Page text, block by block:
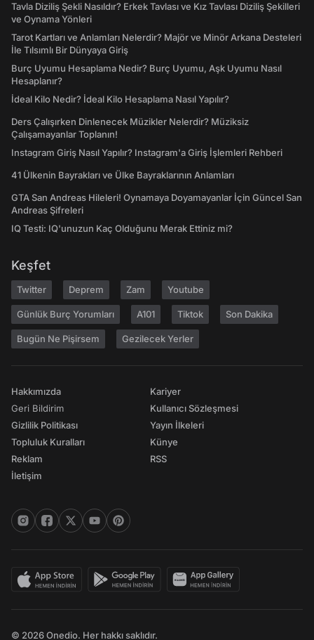
Tavla Diziliş Şekli Nasıldır? Erkek Tavlası ve Kız Tavlası Diziliş Şekilleri
ve Oynama Yönleri
Tarot Kartları ve Anlamları Nelerdir? Majör ve Minör Arkana Desteleri
İle Tılsımlı Bir Dünyaya Giriş
Burç Uyumu Hesaplama Nedir? Burç Uyumu, Aşk Uyumu Nasıl
Hesaplanır?
İdeal Kilo Nedir? İdeal Kilo Hesaplama Nasıl Yapılır?
Ders Çalışırken Dinlenecek Müzikler Nelerdir? Müziksiz
Çalışamayanlar Toplanın!
Instagram Giriş Nasıl Yapılır? Instagram'a Giriş İşlemleri Rehberi
41 Ülkenin Bayrakları ve Ülke Bayraklarının Anlamları
GTA San Andreas Hileleri! Oynamaya Doyamayanlar İçin Güncel San
Andreas Şifreleri
IQ Testi: IQ'unuzun Kaç Olduğunu Merak Ettiniz mi?
Keşfet
Twitter Deprem Zam Youtube
Günlük Burç Yorumları A101 Tiktok Son Dakika
Bugün Ne Pişirsem Gezilecek Yerler
Hakkımızda
Geri Bildirim
Gizlilik Politikası
Topluluk Kuralları
Reklam
İletişim
Kariyer
Kullanıcı Sözleşmesi
Yayın İlkeleri
Künye
RSS
© 2026 Onedio. Her hakkı saklıdır.